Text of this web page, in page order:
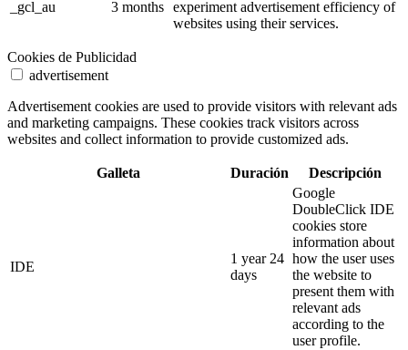
_gcl_au 3 months experiment advertisement efficiency of
websites using their services.
Cookies de Publicidad
advertisement
Advertisement cookies are used to provide visitors with relevant ads
and marketing campaigns. These cookies track visitors across
websites and collect information to provide customized ads.
Galleta Duración Descripción
IDE
1 year 24
days
Google
DoubleClick IDE
cookies store
information about
how the user uses
the website to
present them with
relevant ads
according to the
user profile.